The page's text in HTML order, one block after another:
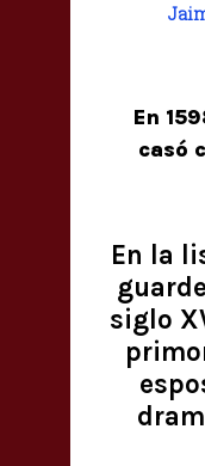
En
casó
En la
siglo